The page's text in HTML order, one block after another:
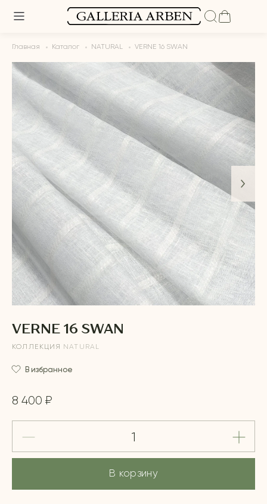
Главная Каталог NATURAL VERNE 16 SWAN
VERNE 16 SWAN
КОЛЛЕКЦИЯ NATURAL
В избранное
8 400 ₽
В корзину